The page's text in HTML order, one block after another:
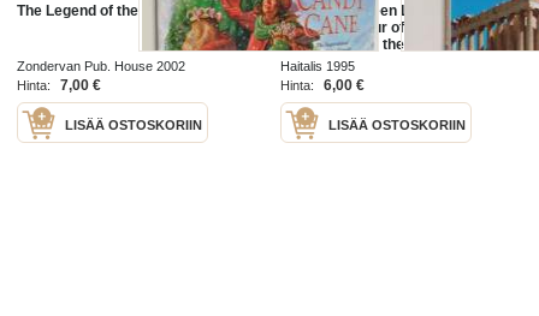
The Legend of the Candy Cane
Zondervan Pub. House 2002
Hinta:
7,00 €
LISÄÄ OSTOSKORIIN
Athens, Between Legend and
History : A Tour of the Monuments
& Museums of the City and Its
Surroundings
Haitalis 1995
Hinta:
6,00 €
LISÄÄ OSTOSKORIIN